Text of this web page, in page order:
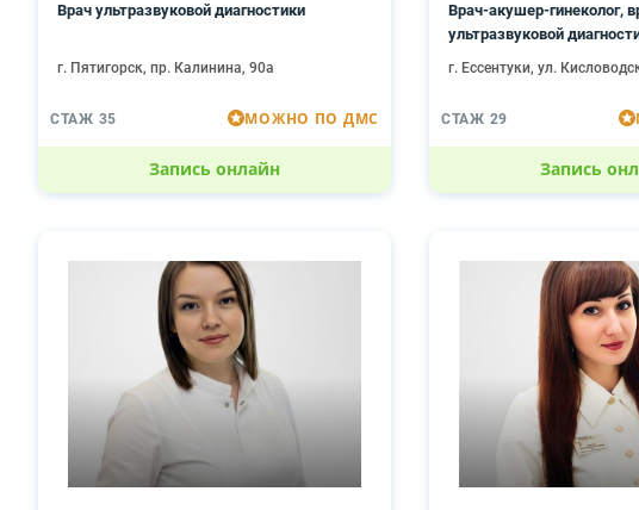
Врач ультразвуковой диагностики
г. Пятигорск, пр. Калинина, 90а
СТАЖ 35 МОЖНО ПО ДМС
Запись онлайн
Врач-акушер-гинеколог,
ультразвуковой
г. Ессентуки, ул.
СТАЖ 29
Запись